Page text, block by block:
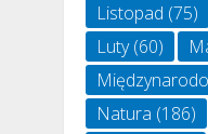
Listopad (75)
Luty(60)
Natura (186)